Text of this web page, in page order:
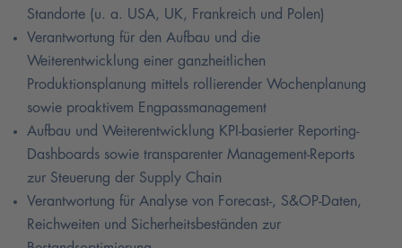
Standorte (u. a. USA, UK, Frankreich und Polen)
Verantwortung für den Aufbau und die
Weiterentwicklung einer ganzheitlichen
Produktionsplanung mittels rollierender Wochenplanung
sowie proaktivem Engpassmanagement
Aufbau und Weiterentwicklung KPI-basierter Reporting-
Dashboards sowie transparenter Management-Reports
zur Steuerung der Supply Chain
Verantwortung für Analyse von Forecast-, S&OP-Daten,
Reichweiten und Sicherheitsbeständen zur